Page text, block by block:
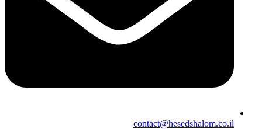
contact@hesedshalom.co.il